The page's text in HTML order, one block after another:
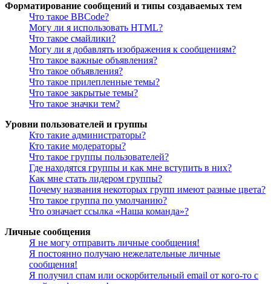
Форматирование сообщений и типы создаваемых тем
Что такое BBCode?
Могу ли я использовать HTML?
Что такое смайлики?
Могу ли я добавлять изображения к сообщениям?
Что такое важные объявления?
Что такое объявления?
Что такое прилепленные темы?
Что такое закрытые темы?
Что такое значки тем?
Уровни пользователей и группы
Кто такие администраторы?
Кто такие модераторы?
Что такое группы пользователей?
Где находятся группы и как мне вступить в них?
Как мне стать лидером группы?
Почему названия некоторых групп имеют разные цвета?
Что такое группа по умолчанию?
Что означает ссылка «Наша команда»?
Личные сообщения
Я не могу отправить личные сообщения!
Я постоянно получаю нежелательные личные
сообщения!
Я получил спам или оскорбительный email от кого-то с